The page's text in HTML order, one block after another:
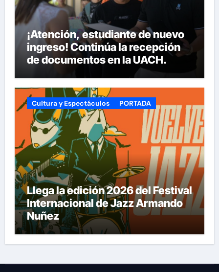
¡Atención, estudiante de nuevo
ingreso! Continúa la recepción
de documentos en la UACH.
Cultura y Espectáculos PORTADA
Llega la edición 2026 del Festival
Internacional de Jazz Armando
Nuñez